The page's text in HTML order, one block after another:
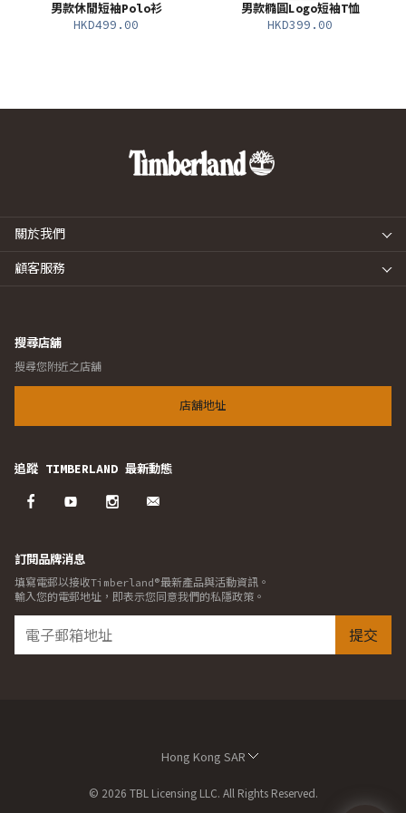
男款休閒短袖Polo衫
HKD499.00
男款橢圓Logo短袖T恤
HKD399.00
關於我們
顧客服務
搜尋店舖
搜尋您附近之店舖
店舖地址
追蹤 TIMBERLAND 最新動態
訂閱品牌消息
填寫電郵以接收Timberland®最新產品與活動資訊。
輸入您的電郵地址，即表示您同意我們的私隱政策。
提交
Hong Kong SAR
© 2026 TBL Licensing LLC. All Rights Reserved.